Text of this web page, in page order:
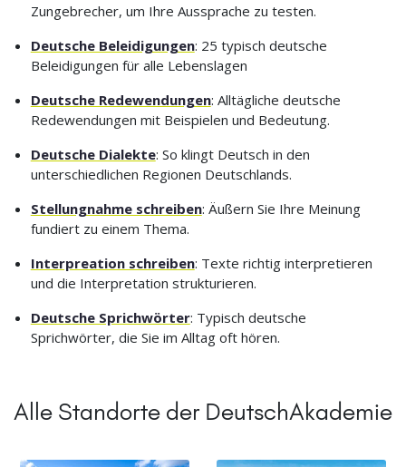
Zungebrecher, um Ihre Aussprache zu testen.
Deutsche Beleidigungen: 25 typisch deutsche
Beleidigungen für alle Lebenslagen
Deutsche Redewendungen: Alltägliche deutsche
Redewendungen mit Beispielen und Bedeutung.
Deutsche Dialekte: So klingt Deutsch in den
unterschiedlichen Regionen Deutschlands.
Stellungnahme schreiben: Äußern Sie Ihre Meinung
fundiert zu einem Thema.
Interpreation schreiben: Texte richtig interpretieren
und die Interpretation strukturieren.
Deutsche Sprichwörter: Typisch deutsche
Sprichwörter, die Sie im Alltag oft hören.
Alle Standorte der DeutschAkademie